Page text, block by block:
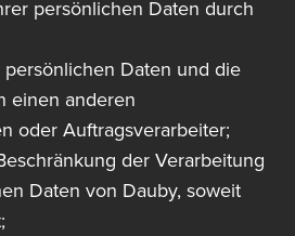
persönlichen Daten durch
Daten und die
einen anderen
oder Auftragsverarbeiter;
der Verarbeitung
Daten von Dauby, soweit